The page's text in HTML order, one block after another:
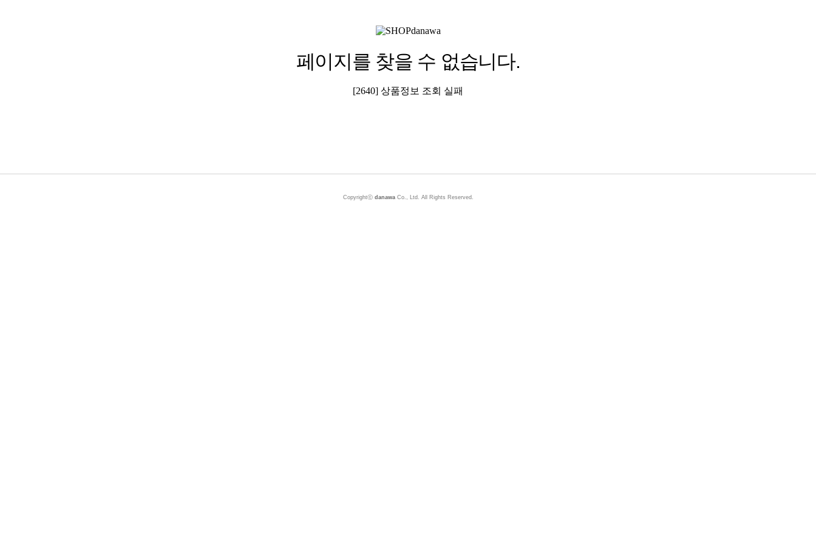
페이지를 찾을 수 없습니다.
[2640] 상품정보 조회 실패
Copyrightⓒ danawaCo., Ltd. All Rights Reserved.